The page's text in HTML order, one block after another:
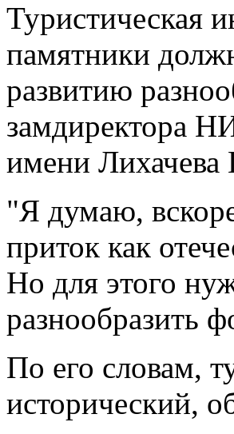
Туристическая
памятники
развитию
замдиректора
имени Лихачева
"Я думаю,
приток как
Но для этого
разнообразить
По его словам,
исторический,